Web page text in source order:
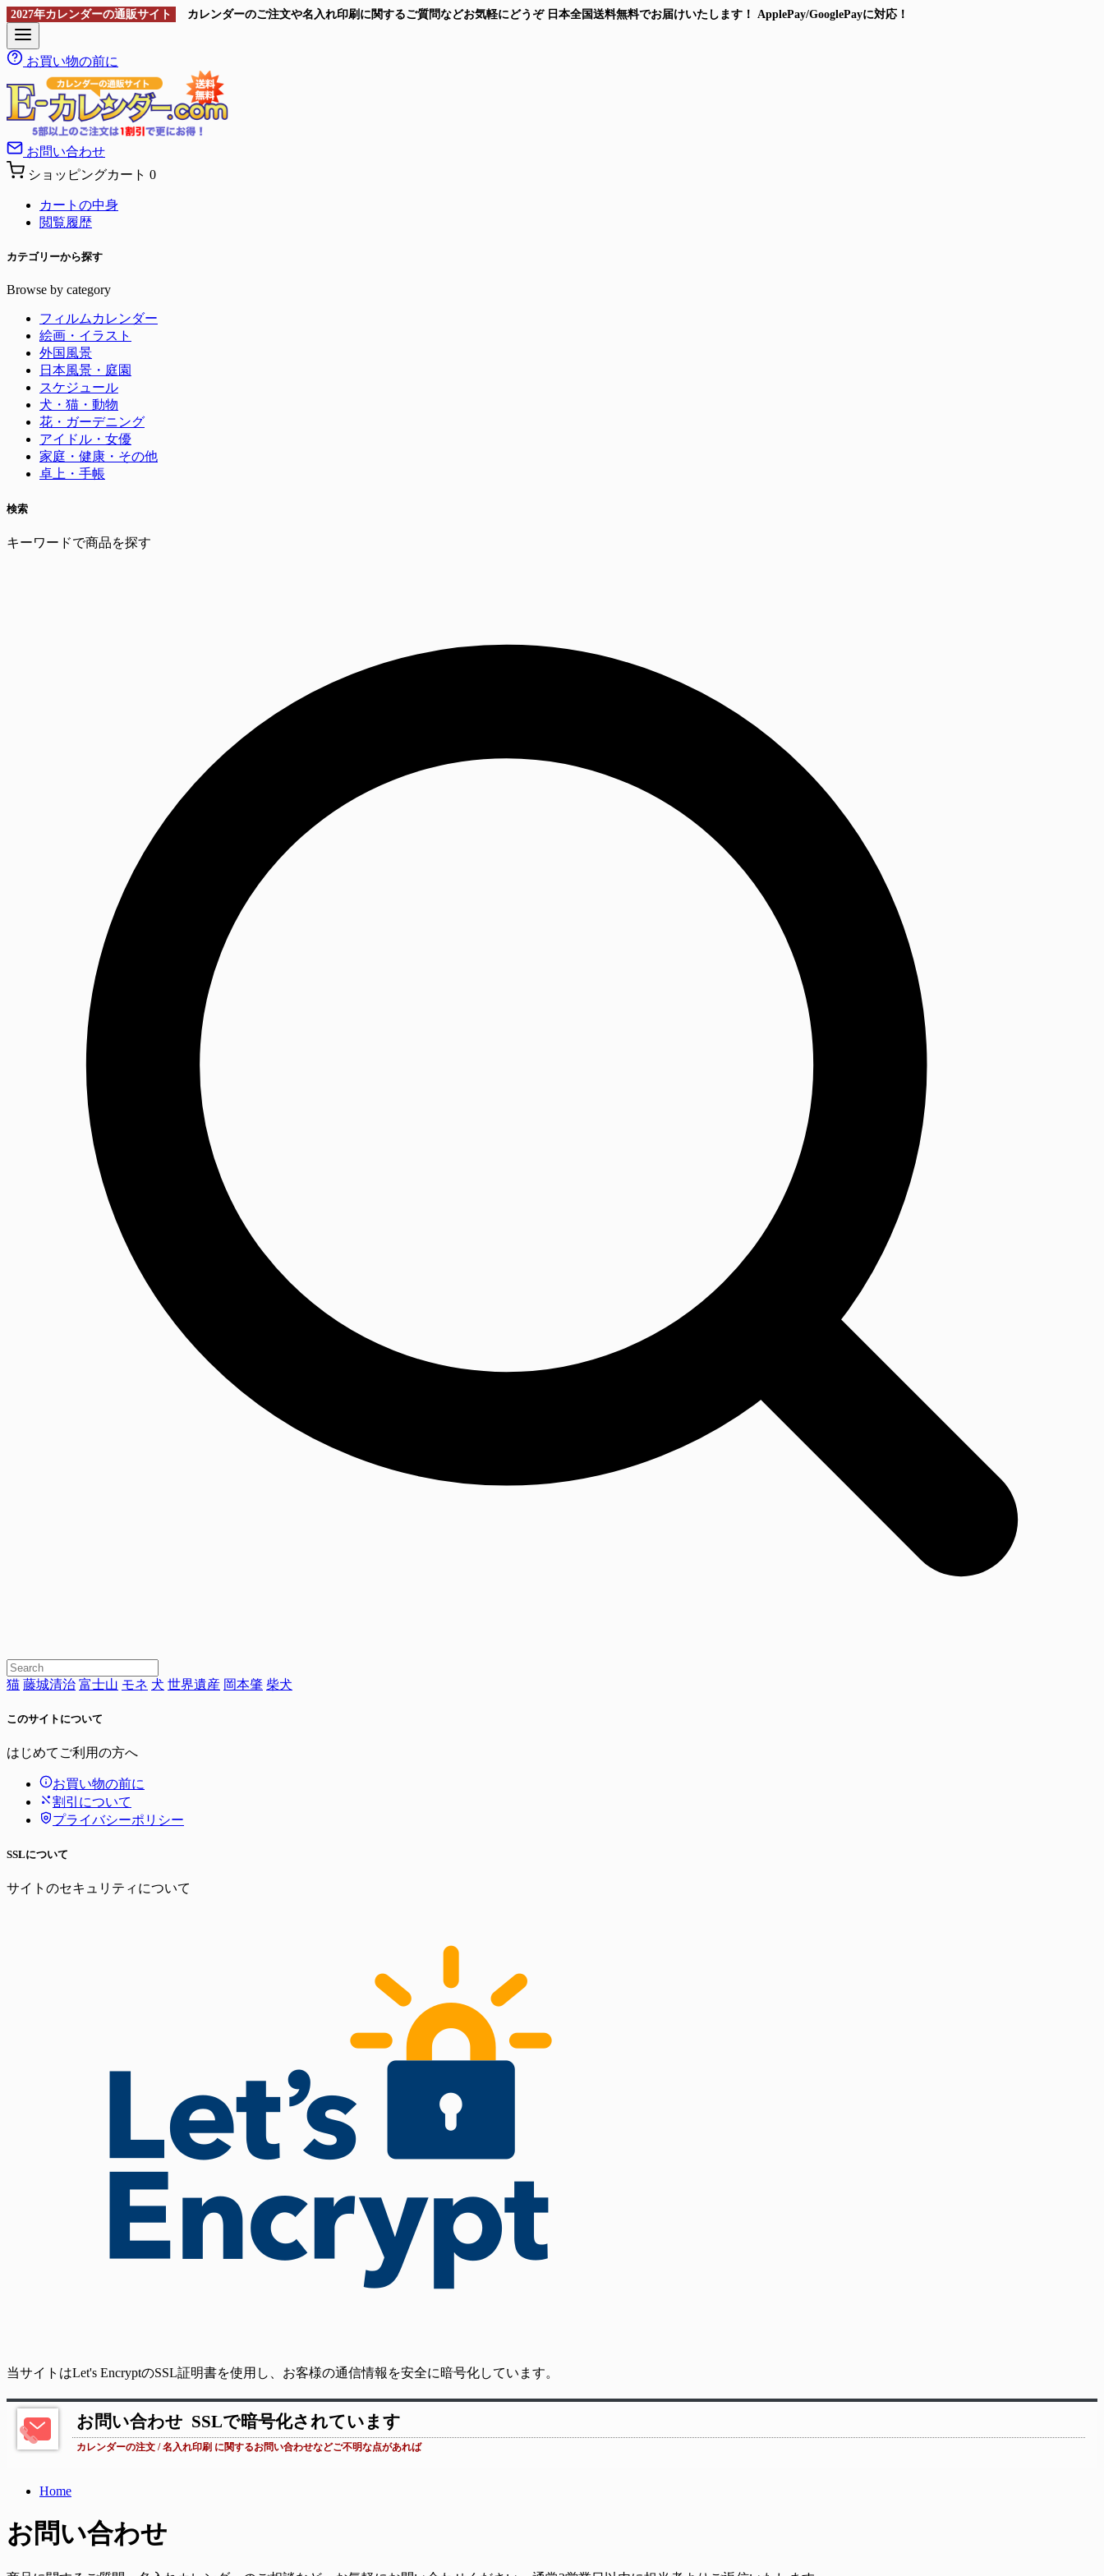
2027年カレンダーの通販サイト カレンダーのご注文や名入れ印刷に関するご質問などお気軽にどうぞ 日本全国送料無料でお届けいたします！ ApplePay/GooglePayに対応！
お買い物の前に
お問い合わせ
ショッピングカート 0
カートの中身
閲覧履歴
カテゴリーから探す
Browse by category
フィルムカレンダー
絵画・イラスト
外国風景
日本風景・庭園
スケジュール
犬・猫・動物
花・ガーデニング
アイドル・女優
家庭・健康・その他
卓上・手帳
検索
キーワードで商品を探す
猫 藤城清治 富士山 モネ 犬 世界遺産 岡本肇 柴犬
このサイトについて
はじめてご利用の方へ
お買い物の前に
割引について
プライバシーポリシー
SSLについて
サイトのセキュリティについて
当サイトはLet's EncryptのSSL証明書を使用し、お客様の通信情報を安全に暗号化しています。
お問い合わせ SSLで暗号化されています
カレンダーの注文 / 名入れ印刷 に関するお問い合わせなどご不明な点があれば
Home
お問い合わせ